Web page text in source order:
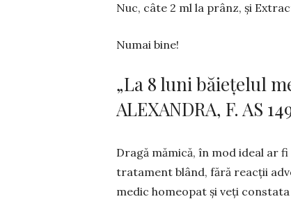
Nuc, câte 2 ml la prânz, și
Numai bine!
„La 8 luni băiețelul
ALEXANDRA, F. AS
Dragă mămică, în mod ideal ar
tratament blând, fără reacții
medic homeopat și veți